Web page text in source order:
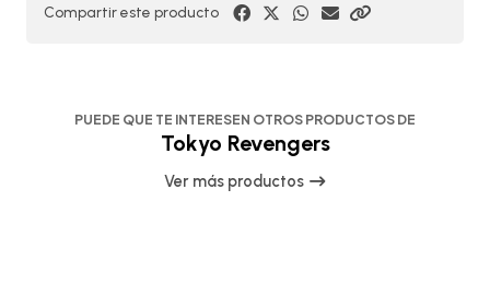
Compartir este producto
PUEDE QUE TE INTERESEN OTROS PRODUCTOS DE
Tokyo Revengers
Ver más productos